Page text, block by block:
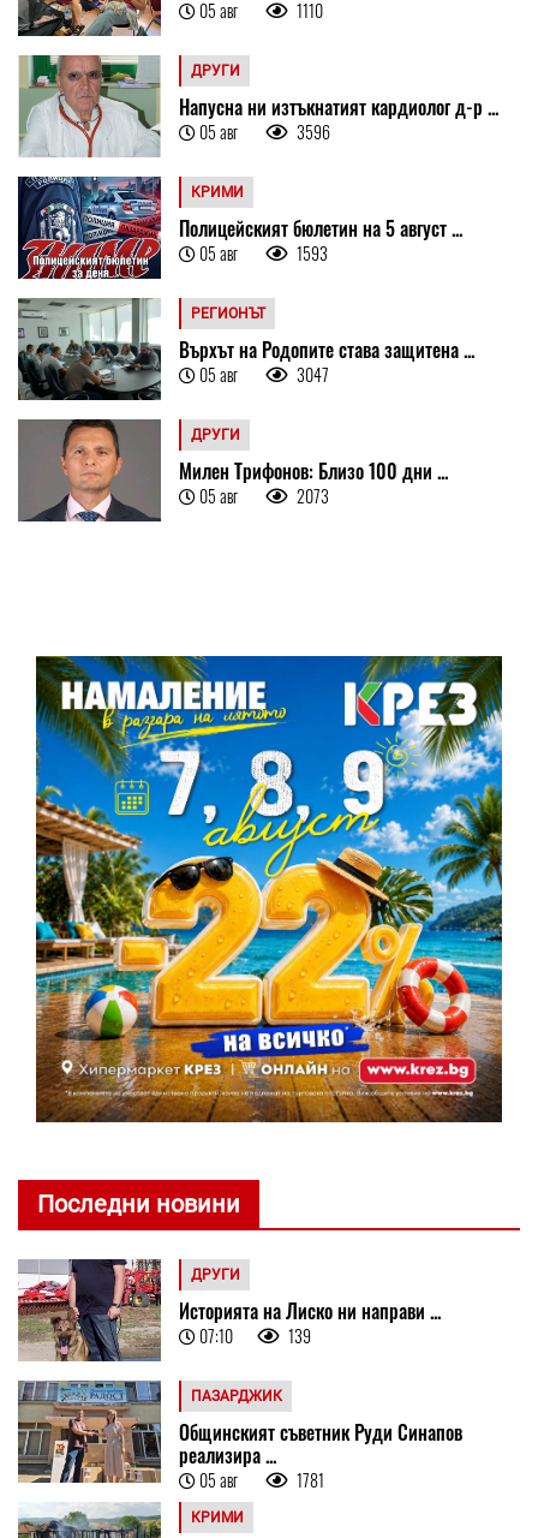
05 авг 1110
ДРУГИ
Напусна ни изтъкнатият кардиолог д-р ...
05 авг 3596
КРИМИ
Полицейският бюлетин на 5 август ...
05 авг 1593
РЕГИОНЪТ
Върхът на Родопите става защитена ...
05 авг 3047
ДРУГИ
Милен Трифонов: Близо 100 дни ...
05 авг 2073
Последни новини
ДРУГИ
Историята на Лиско ни направи ...
07:10 139
ПАЗАРДЖИК
Общинският съветник Руди Синапов
реализира ...
05 авг 1781
КРИМИ